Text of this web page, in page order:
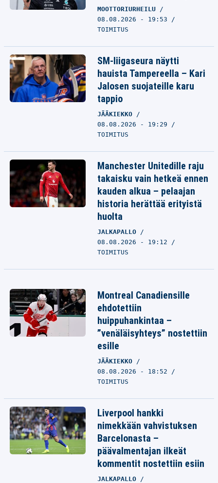
MOOTTORIURHEILU
08.08.2026 - 19:53
TOIMITUS
SM-liigaseura näytti
hauista Tampereella – Kari
Jalosen suojateille karu
tappio
JÄÄKIEKKO
08.08.2026 - 19:29
TOIMITUS
Manchester Unitedille raju
takaisku vain hetkeä ennen
kauden alkua – pelaajan
historia herättää erityistä
huolta
JALKAPALLO
08.08.2026 - 19:12
TOIMITUS
Montreal Canadiensille
ehdotettiin
huippuhankintaa –
”venäläisyhteys” nostettiin
esille
JÄÄKIEKKO
08.08.2026 - 18:52
TOIMITUS
Liverpool hankki
nimekkään vahvistuksen
Barcelonasta –
päävalmentajan ilkeät
kommentit nostettiin esiin
JALKAPALLO